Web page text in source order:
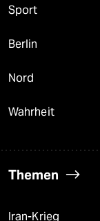
Sport
Berlin
Nord
Wahrheit
Themen
Iran-Krieg